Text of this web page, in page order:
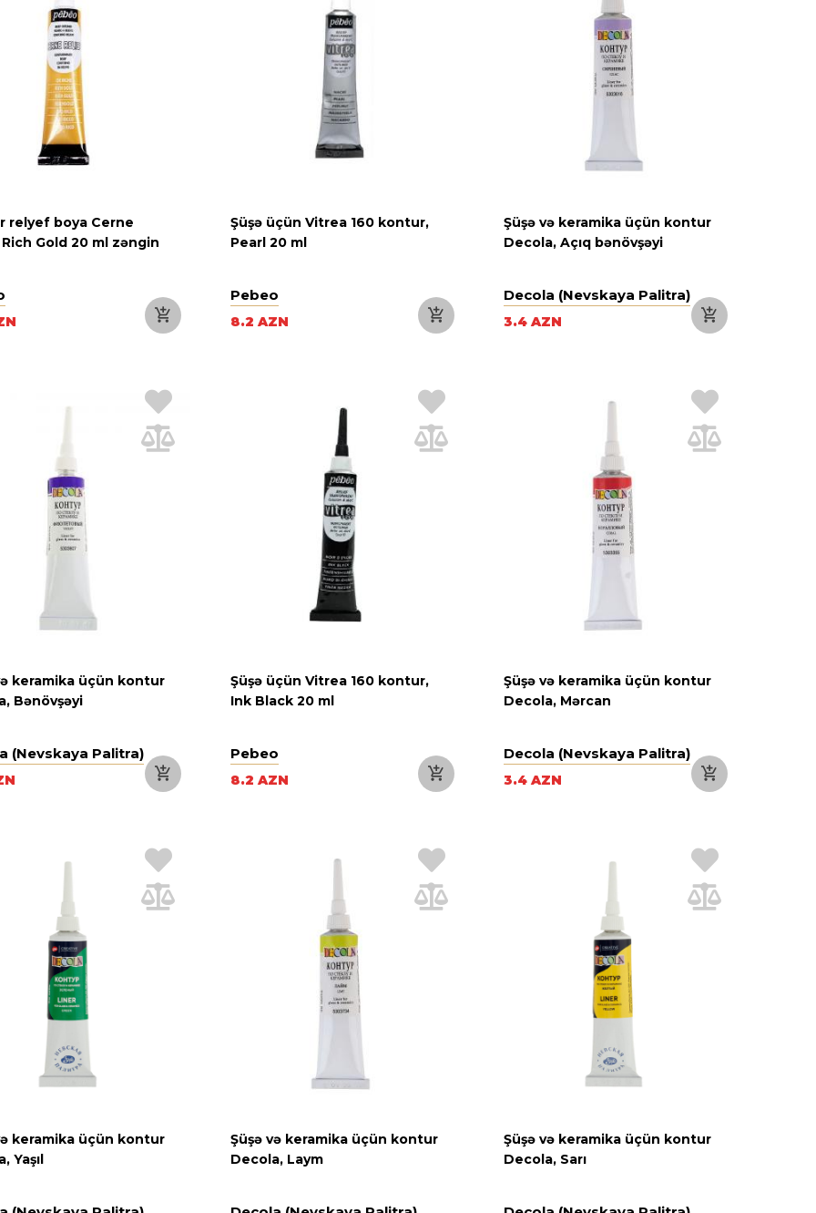
relyef boya Cerne
Gold 20 ml zəngin
Şüşə üçün Vitrea 160 kontur,
Pearl 20 ml
Pebeo
8.2 AZN
Şüşə və keramika üçün kontur
Decola, Açıq bənövşəyi
Decola (Nevskaya Palitra)
3.4 AZN
keramika üçün kontur
Bənövşəyi
(Nevskaya Palitra)
Şüşə üçün Vitrea 160 kontur,
Ink Black 20 ml
Pebeo
8.2 AZN
Şüşə və keramika üçün kontur
Decola, Mərcan
Decola (Nevskaya Palitra)
3.4 AZN
keramika üçün kontur
Yaşıl
Şüşə və keramika üçün kontur
Decola, Laym
Şüşə və keramika üçün kontur
Decola, Sarı